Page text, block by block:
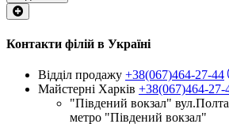
Контакти філій в Україні
Відділ продажу +38(067)464-27-44
Майстерні Харків +38(067)464-27-
"Південий вокзал"
метро "Південий вокзал"